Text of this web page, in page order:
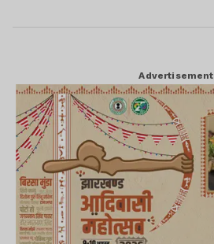
Advertisement